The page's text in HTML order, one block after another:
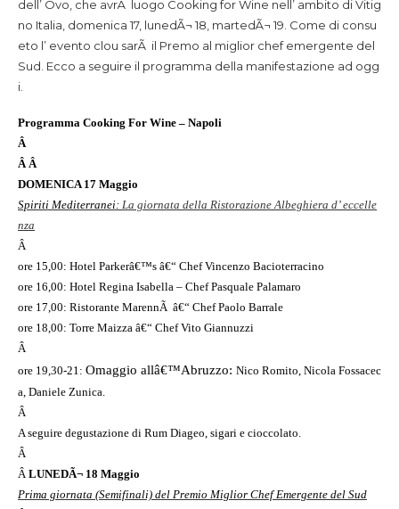
dell’ Ovo, che avrÃ luogo Cooking for Wine nell’ ambito di Vitig
no Italia, domenica 17, lunedÃ¬ 18, martedÃ¬ 19. Come di consu
eto l’ evento clou sarÃ il Premo al miglior chef emergente del
Sud. Ecco a seguire il programma della manifestazione ad ogg
i.
Programma Cooking For Wine – Napoli
Â
ÂÂ
DOMENICA 17 Maggio
Spiriti Mediterranei: La giornata della Ristorazione Albeghiera d’ eccelle
nza
Â
ore 15,00: Hotel Parkerâ€™s â€“ Chef Vincenzo Bacioterracino
ore 16,00: Hotel Regina Isabella – Chef Pasquale Palamaro
ore 17,00: Ristorante MarennÃ â€“ Chef Paolo Barrale
ore 18,00: Torre Maizza â€“ Chef Vito Giannuzzi
Â
ore 19,30-21: Omaggio allâ€™Abruzzo: Nico Romito, Nicola Fossacec
a, Daniele Zunica.
Â
A seguire degustazione di Rum Diageo, sigari e cioccolato.
Â
ÂLUNEDÃ¬ 18 Maggio
Prima giornata (Semifinali) del Premio Miglior Chef Emergente del Sud